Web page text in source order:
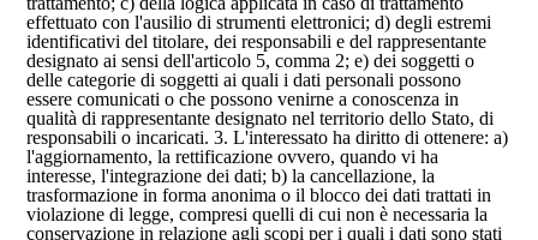
effettuato con l'ausilio di strumenti elettronici; d) degli estremi
identificativi del titolare, dei responsabili e del rappresentante
designato ai sensi dell'articolo 5, comma 2; e) dei soggetti o
delle categorie di soggetti ai quali i dati personali possono
essere comunicati o che possono venirne a conoscenza in
qualità di rappresentante designato nel territorio dello Stato, di
responsabili o incaricati. 3. L'interessato ha diritto di ottenere: a)
l'aggiornamento, la rettificazione ovvero, quando vi ha
interesse, l'integrazione dei dati; b) la cancellazione, la
trasformazione in forma anonima o il blocco dei dati trattati in
violazione di legge, compresi quelli di cui non è necessaria la
conservazione in relazione agli scopi per i quali i dati sono stati